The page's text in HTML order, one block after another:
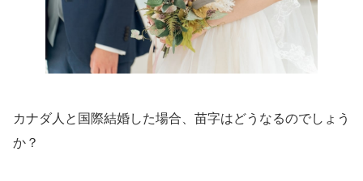
カナダ人と国際結婚した場合、苗字はどうなるのでしょう
か？